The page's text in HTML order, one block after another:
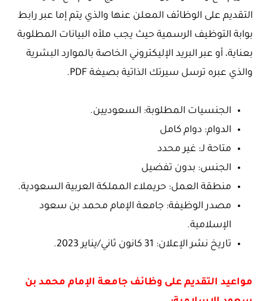
التقديم على الوظائف المعلن عنها والذي يتم إما عبر رابط
بوابة التوظيف الرسمية حيث يجب ملأه البيانات المطلوبة
بعناية، أو عبر البريد الإليكتروني الخاصة بالموارد البشرية
والذي عبره ترسل سيرتك الذاتية بصيغة PDF.
الجنسيات المطلوبة: السعوديين.
الدوام: دوام كامل
متاحة لـ: غير محدد
الجنس: بدون تفضيل
منطقة العمل: حريملاء المملكة العربية السعودية.
مصدر الوظيفة: جامعة الإمام محمد بن سعود
الإسلامية.
تاريخ نشر الإعلان: 31 كانون ثاني/يناير 2023.
مواعيد التقديم على وظائف جامعة الإمام محمد بن